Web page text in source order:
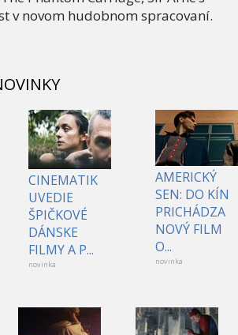
v novom hudobnom spracovaní.
CINEMATIK
UVEDIE
ŠPIČKOVÉ
DÁNSKE
FILMY A P...
novinka
AMERICKÝ
SEN: DO KÍN
PRICHÁDZA
NOVÝ FILM
O...
novinka